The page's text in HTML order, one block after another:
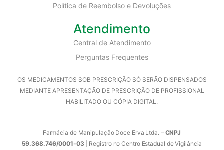
Política de Reembolso e Devoluções
Atendimento
Central de Atendimento
Perguntas Frequentes
OS MEDICAMENTOS SOB PRESCRIÇÃO SÓ SERÃO DISPENSADOS
MEDIANTE APRESENTAÇÃO DE PRESCRIÇÃO DE PROFISSIONAL
HABILITADO OU CÓPIA DIGITAL.
Farmácia de Manipulação Doce Erva Ltda. – CNPJ
59.368.746/0001-03| Registro no Centro Estadual de Vigilância